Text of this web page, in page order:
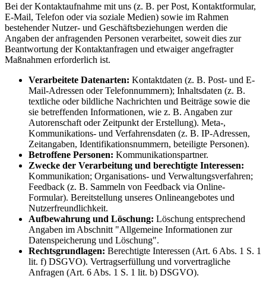
Bei der Kontaktaufnahme mit uns (z. B. per Post, Kontaktformular,
E-Mail, Telefon oder via soziale Medien) sowie im Rahmen
bestehender Nutzer- und Geschäftsbeziehungen werden die
Angaben der anfragenden Personen verarbeitet, soweit dies zur
Beantwortung der Kontaktanfragen und etwaiger angefragter
Maßnahmen erforderlich ist.
Verarbeitete Datenarten: Kontaktdaten (z. B. Post- und E-
Mail-Adressen oder Telefonnummern); Inhaltsdaten (z. B.
textliche oder bildliche Nachrichten und Beiträge sowie die
sie betreffenden Informationen, wie z. B. Angaben zur
Autorenschaft oder Zeitpunkt der Erstellung). Meta-,
Kommunikations- und Verfahrensdaten (z. B. IP-Adressen,
Zeitangaben, Identifikationsnummern, beteiligte Personen).
Betroffene Personen: Kommunikationspartner.
Zwecke der Verarbeitung und berechtigte Interessen:
Kommunikation; Organisations- und Verwaltungsverfahren;
Feedback (z. B. Sammeln von Feedback via Online-
Formular). Bereitstellung unseres Onlineangebotes und
Nutzerfreundlichkeit.
Aufbewahrung und Löschung: Löschung entsprechend
Angaben im Abschnitt "Allgemeine Informationen zur
Datenspeicherung und Löschung".
Rechtsgrundlagen: Berechtigte Interessen (Art. 6 Abs. 1 S. 1
lit. f) DSGVO). Vertragserfüllung und vorvertragliche
Anfragen (Art. 6 Abs. 1 S. 1 lit. b) DSGVO).